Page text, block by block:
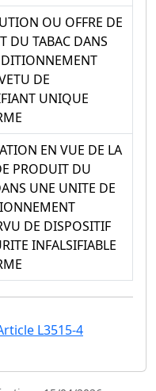
OU OFFRE DE
DU TABAC DANS
DE
UNIQUE
EN VUE DE LA
PRODUIT DU
UNE UNITE DE
DE DISPOSITIF
INFALSIFIABLE
L3515-4